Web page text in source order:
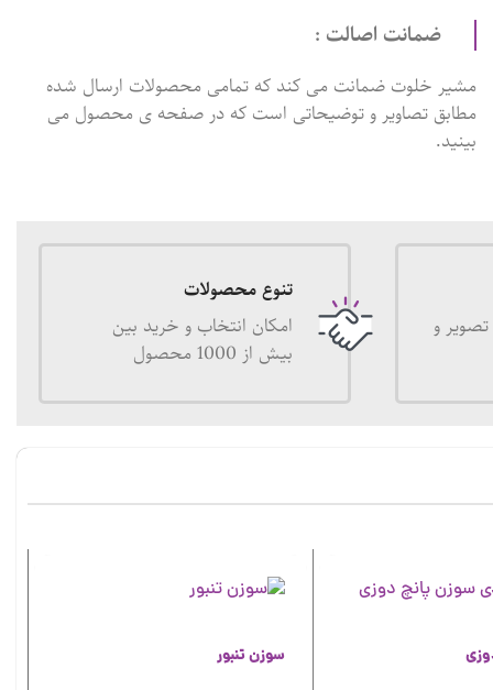
ضمانت اصالت :
مشیر خلوت ضمانت می کند که تمامی محصولات ارسال شده
مطابق تصاویر و توضیحاتی است که در صفحه ی محصول می
بینید.
و
تنوع محصولات
امکان انتخاب و خرید بین
بیش از 1000 محصول
سوزن تنبور